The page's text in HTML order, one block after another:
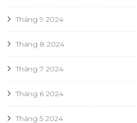
Tháng 9 2024
Tháng 8 2024
Tháng 7 2024
Tháng 6 2024
Tháng 5 2024